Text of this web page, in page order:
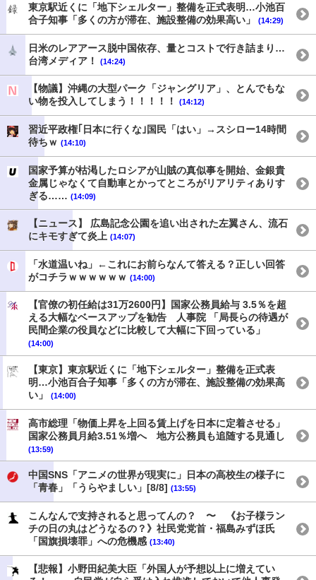
東京駅近くに「地下シェルター」整備を正式表明…小池百
合子知事「多くの方が滞在、施設整備の効果高い」
(14:29)
日米のレアアース脱中国依存、量とコストで行き詰まり…
台湾メディア！
(14:24)
【物議】沖縄の大型パーク「ジャングリア」、とんでもな
い物を投入してしまう！！！！！
(14:12)
習近平政権｢日本に行くな｣国民「はい」→スシロー14時間
待ちｗ (14:10)
国家予算が枯渇したロシアが山賊の真似事を開始、金銀貴
金属じゃなくて自動車とかってところがリアリティありす
ぎる…… (14:09)
【ニュース】 広島記念公園を追い出された左翼さん、流石
にキモすぎて炎上 (14:07)
「水道温いね」←これにお前らなんて答える？正しい回答
がコチラｗｗｗｗｗｗ (14:00)
【官僚の初任給は31万2600円】国家公務員給与 3.5％を超
える大幅なベースアップを勧告 人事院 「局長らの待遇が
民間企業の役員などに比較して大幅に下回っている」
(14:00)
【東京】東京駅近くに「地下シェルター」整備を正式表
明…小池百合子知事「多くの方が滞在、施設整備の効果高
い」
(14:00)
高市総理「物価上昇を上回る賃上げを日本に定着させる」
国家公務員月給3.51％増へ 地方公務員も追随する見通し
(13:59)
中国SNS「アニメの世界が現実に」日本の高校生の様子に
「青春」「うらやましい」[8/8] (13:55)
こんなんで支持されると思ってんの？ 〜 《お子様ラン
チの日の丸はどうなるの？》社民党党首・福島みずほ氏
「国旗損壊罪」への危機感 (13:40)
【悲報】小野田紀美大臣「外国人が予想以上に増えてい